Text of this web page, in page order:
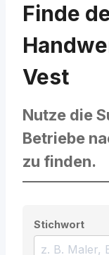
Finde
Vest
Nutze die
Betriebe
zu finden.
Stichwort